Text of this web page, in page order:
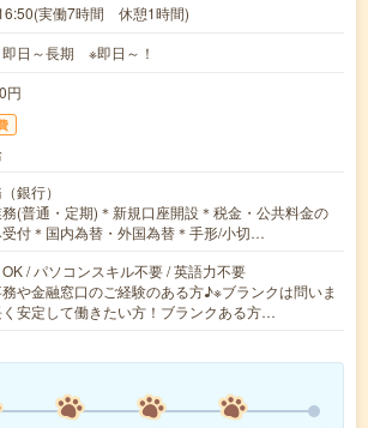
実働7時間 休憩1時間)
即日～長期 ※即日～！
円
銀行）
務(普通・定期)＊新規口座開設＊税金・公共料金の
付＊国内為替・外国為替＊手形/小切…
/ パソコンスキル不要 / 英語力不要
務や金融窓口のご経験のある方♪※ブランクは問いま
安定して働きたい方！ブランクある方…